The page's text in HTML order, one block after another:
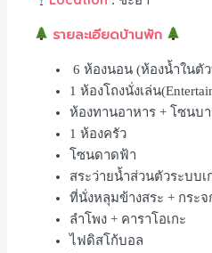
รายละเอียดบ้านพัก
6 ห้องนอน (ห้องน้ำในตั
1 ห้องโถงนั่งเล่น
ห้องทานอาหาร + โซนบ
1 ห้องครัว
โซนดาดฟ้า
สระว่ายน้ำส่วนตัวระบบเ
ที่นั่งหลุมข้างสระ + กระจ
ลำโพง + คาราโอเกะ
ไฟดิสโก้บอล